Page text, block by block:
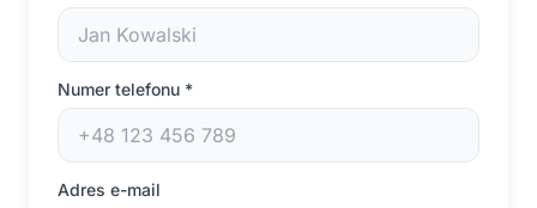
Numer telefonu *
Adres e-mail